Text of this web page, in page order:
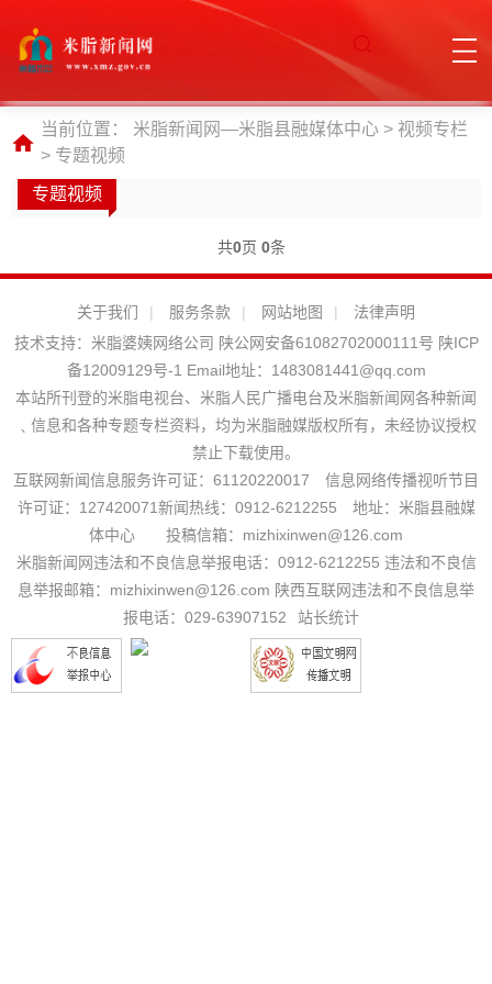
当前位置： 米脂新闻网—米脂县融媒体中心 > 视频专栏
> 专题视频
专题视频
共0页 0条
关于我们 | 服务条款 | 网站地图 |
法律声明
技术支持： 米脂婆姨网络公司 陕公网安备61082702000111号 陕ICP
备12009129号-1 Email地址： 1483081441@qq.com
本站所刊登的米脂电视台、米脂人民广播电台及米脂新闻网各种新闻
﹑信息和各种专题专栏资料，均为米脂融媒版权所有，未经协议授权
禁止下载使用。
互联网新闻信息服务许可证：61120220017 信息网络传播视听节目
许可证：127420071新闻热线：0912-6212255 地址：米脂县融媒
体中心 投稿信箱：mizhixinwen@126.com
米脂新闻网违法和不良信息举报电话：0912-6212255 违法和不良信
息举报邮箱：mizhixinwen@126.com 陕西互联网违法和不良信息举
报电话：029-63907152
站长统计